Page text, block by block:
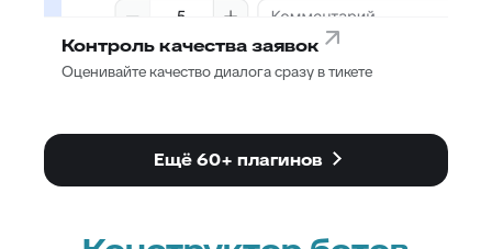
Контроль качества заявок
Оценивайте качество диалога сразу в тикете
Ещё 60+ плагинов